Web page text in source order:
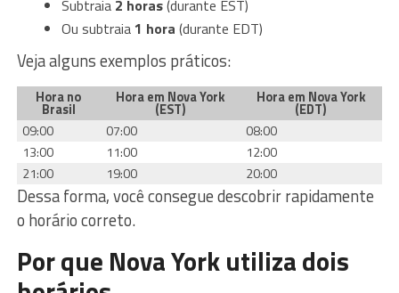
Subtraia 2 horas(durante EST)
Ou subtraia 1 hora (durante EDT)
Veja alguns exemplos práticos:
Hora no
Brasil
Hora em Nova York
(EST)
Hora em Nova York
(EDT)
09:00
07:00
08:00
13:00
11:00
12:00
21:00
19:00 20:00
Dessa forma, você consegue descobrir rapidamente
o horário correto.
Por que Nova York utiliza dois